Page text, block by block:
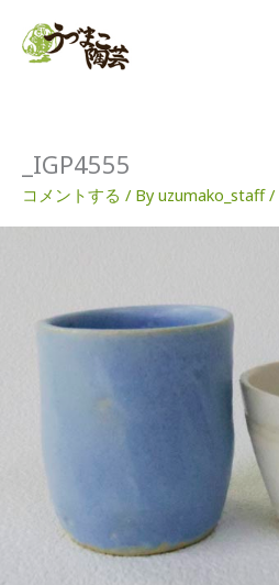
_IGP4555
コメントする / Byuzumako_staff/